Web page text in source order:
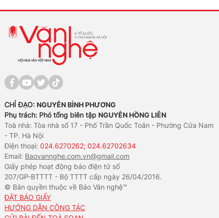
CHỈ ĐẠO: NGUYỄN BÌNH PHƯƠNG
Phụ trách: Phó tổng biên tập NGUYỄN HỒNG LIÊN
Toà nhà: Tòa nhà số 17 - Phố Trần Quốc Toản - Phường Cửa Nam
- TP. Hà Nội
Điện thoại:024.6270262; 024.62702634
Email: Baovannghe.com.vn@gmail.com
Giấy phép hoạt động báo điện tử số
207/GP-BTTTT - Bộ TTTT cấp ngày 26/04/2016.
© Bản quyền thuộc về Báo Văn nghệ™
ĐẶT BÁO GIẤY
HƯỚNG DẪN CÔNG TÁC